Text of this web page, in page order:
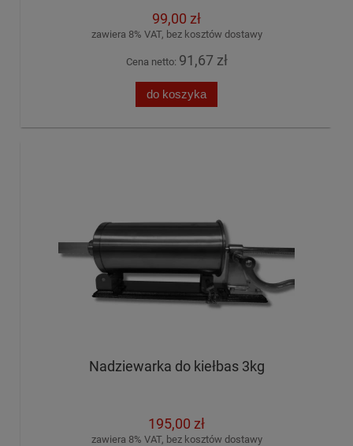
99,00 zł
zawiera 8% VAT, bez kosztów dostawy
Cena netto: 91,67 zł
do koszyka
Nadziewarka do kiełbas 3kg
195,00 zł
zawiera 8% VAT, bez kosztów dostawy